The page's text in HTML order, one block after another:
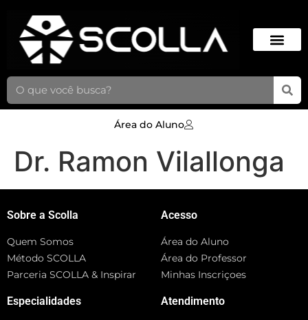
Área do Aluno
Dr. Ramon Vilallonga
Sobre a Scolla
Quem Somos
Método SCOLLA
Parceria SCOLLA & Inspirar
Especialidades
Acesso
Área do Aluno
Área do Professor
Minhas Inscriçoes
Atendimento